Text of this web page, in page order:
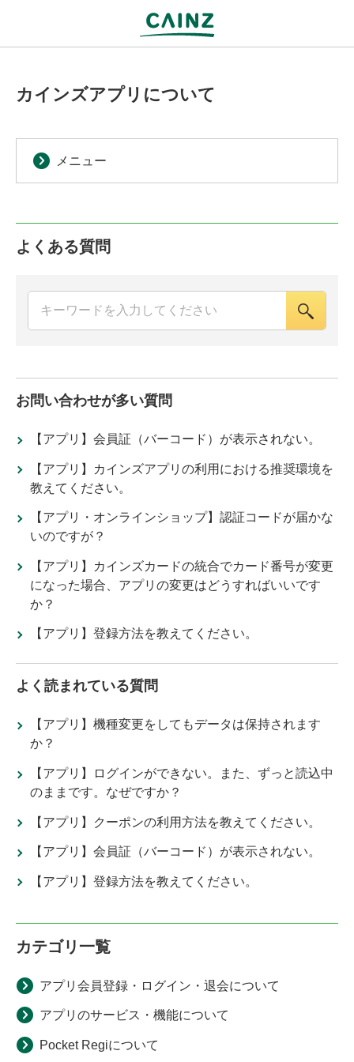
カインズアプリについて
メニュー
よくある質問
お問い合わせが多い質問
【アプリ】会員証（バーコード）が表示されない。
【アプリ】カインズアプリの利用における推奨環境を
教えてください。
【アプリ・オンラインショップ】認証コードが届かな
いのですが？
【アプリ】カインズカードの統合でカード番号が変更
になった場合、アプリの変更はどうすればいいです
か？
【アプリ】登録方法を教えてください。
よく読まれている質問
【アプリ】機種変更をしてもデータは保持されます
か？
【アプリ】ログインができない。また、ずっと読込中
のままです。なぜですか？
【アプリ】クーポンの利用方法を教えてください。
【アプリ】会員証（バーコード）が表示されない。
【アプリ】登録方法を教えてください。
カテゴリ一覧
アプリ会員登録・ログイン・退会について
アプリのサービス・機能について
Pocket Regiについて